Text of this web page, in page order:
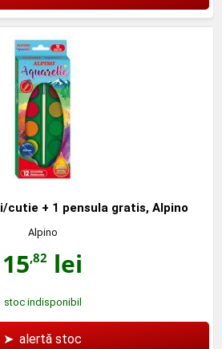
cutie + 1 pensula gratis, Alpino
Alpino
15,82 lei
stoc indisponibil
➤ alertă stoc